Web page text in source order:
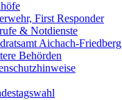
First Responder
& Notdienste
Aichach-Friedberg
Behörden